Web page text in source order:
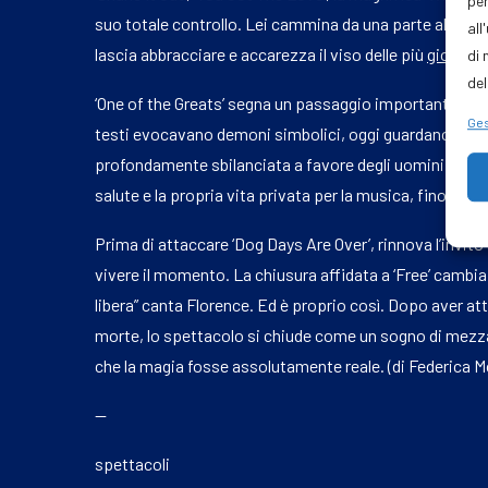
di
suo totale controllo. Lei cammina da una parte
lascia abbracciare e accarezza il viso delle più giovani
‘One of the Greats’ segna un passaggio importante
testi evocavano demoni simbolici, oggi guardano al
profondamente sbilanciata a favore degli uomini. Qui
salute e la propria vita privata per la musica, fino a
Prima di attaccare ‘Dog Days Are Over’, rinnova
vivere il momento. La chiusura affidata a ‘Free’
libera” canta Florence. Ed è proprio così. Dopo aver
morte, lo spettacolo si chiude come un sogno di
che la magia fosse assolutamente reale. (di Federica
—
spettacoli